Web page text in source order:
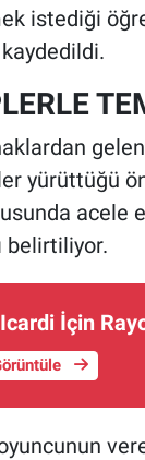
istediği
yürüttüğü
acele
belirtiliyor.
İçin